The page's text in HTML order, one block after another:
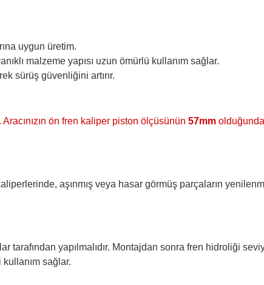
uygun üretim.
malzeme yapısı uzun ömürlü kullanım sağlar.
sürüş güvenliğini artırır.
Aracınızın ön fren kaliper piston ölçüsünün 57mm
aşınmış veya hasar görmüş parçaların
tarafından yapılmalıdır. Montajdan sonra fren hidroliği
sağlar.